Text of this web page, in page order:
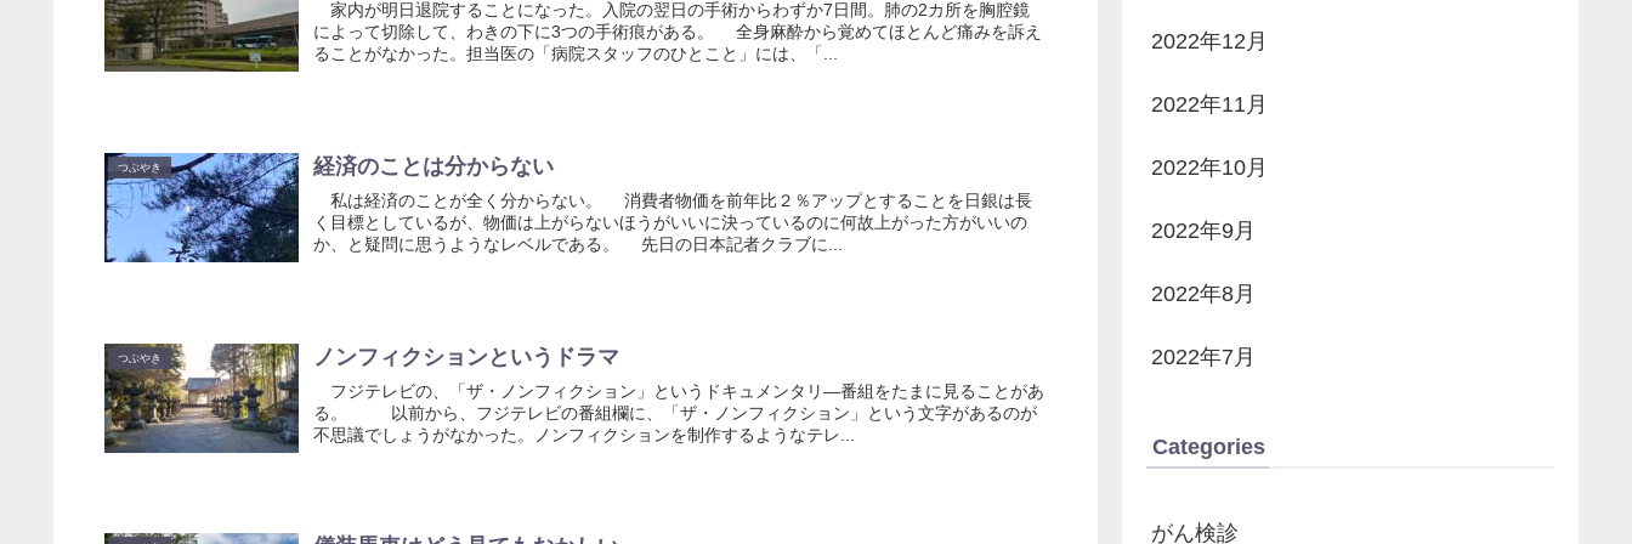
家内が明日退院することになった。入院の翌日の手術からわずか7日間。肺の2カ所を胸腔鏡
によって切除して、わきの下に3つの手術痕がある。 全身麻酔から覚めてほとんど痛みを訴え
ることがなかった。担当医の「病院スタッフのひとこと」には、「...
つぶやき 経済のことは分からない
私は経済のことが全く分からない。 消費者物価を前年比２％アップとすることを日銀は長
く目標としているが、物価は上がらないほうがいいに決っているのに何故上がった方がいいの
か、と疑問に思うようなレベルである。 先日の日本記者クラブに...
つぶやき ノンフィクションというドラマ
フジテレビの、「ザ・ノンフィクション」というドキュメンタリ―番組をたまに見ることがあ
る。 以前から、フジテレビの番組欄に、「ザ・ノンフィクション」という文字があるのが
不思議でしょうがなかった。ノンフィクションを制作するようなテレ...
2022年12月
2022年11月
2022年10月
2022年9月
2022年8月
2022年7月
Categories
がん検診